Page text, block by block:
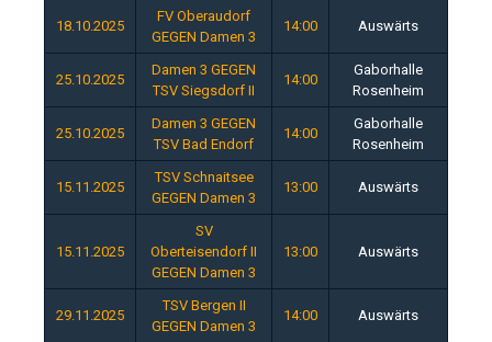
18.10.2025
FV Oberaudorf
GEGEN Damen 3
14:00 Auswärts
25.10.2025
Damen 3 GEGEN
TSV Siegsdorf II
14:00
Gaborhalle
Rosenheim
25.10.2025
Damen 3 GEGEN
TSV Bad Endorf
14:00
Gaborhalle
Rosenheim
15.11.2025
TSV Schnaitsee
GEGEN Damen 3
13:00 Auswärts
15.11.2025
SV
Oberteisendorf II
GEGEN Damen 3
13:00 Auswärts
29.11.2025
TSV Bergen II
GEGEN Damen 3
14:00 Auswärts